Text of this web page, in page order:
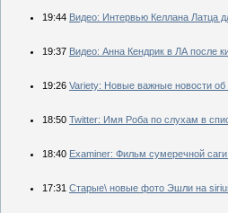
19:44 Видео: Интервью Келлана Латца
19:37 Видео: Анна Кендрик в ЛА после
19:26 Variety: Новые важные новости об
18:50 Twitter: Имя Роба по слухам в
18:40 Examiner: Фильм сумеречной
17:31 Старые\ новые фото Эшли на